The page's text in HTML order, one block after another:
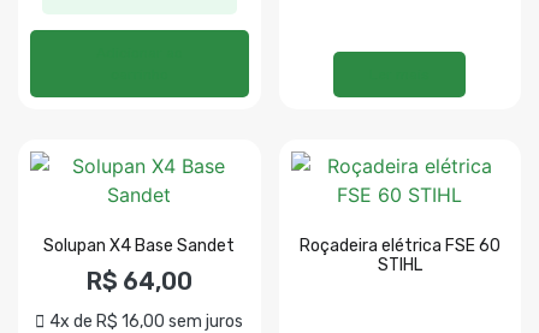
Solupan X4 Base Sandet
R$ 64,00
4x de R$ 16,00 sem juros
Roçadeira elétrica FSE 60
STIHL